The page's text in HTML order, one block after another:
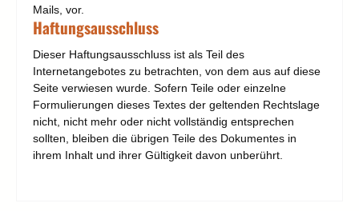
Mails, vor.
Haftungsausschluss
Dieser Haftungsausschluss ist als Teil des
Internetangebotes zu betrachten, von dem aus auf diese
Seite verwiesen wurde. Sofern Teile oder einzelne
Formulierungen dieses Textes der geltenden Rechtslage
nicht, nicht mehr oder nicht vollständig entsprechen
sollten, bleiben die übrigen Teile des Dokumentes in
ihrem Inhalt und ihrer Gültigkeit davon unberührt.